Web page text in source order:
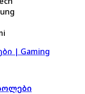
| Gaming